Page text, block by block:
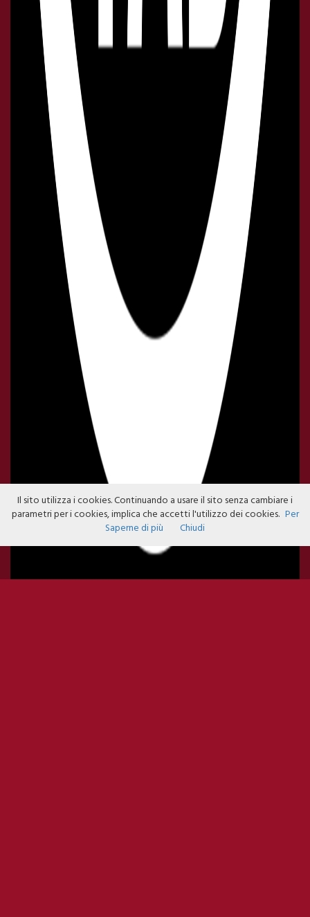
Il sito utilizza i cookies. Continuando a usare il sito senza cambiare i
parametri per i cookies, implica che accetti l'utilizzo dei cookies. Per
Saperne di più
Chiudi